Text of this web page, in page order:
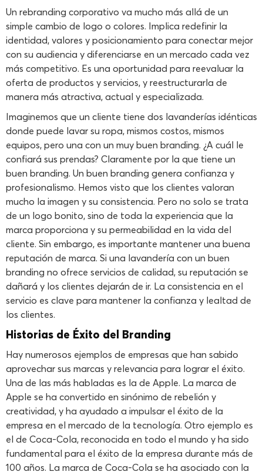
Un rebranding corporativo va mucho más allá de un
simple cambio de logo o colores. Implica redefinir la
identidad, valores y posicionamiento para conectar mejor
con su audiencia y diferenciarse en un mercado cada vez
más competitivo. Es una oportunidad para reevaluar la
oferta de productos y servicios, y reestructurarla de
manera más atractiva, actual y especializada.
Imaginemos que un cliente tiene dos lavanderías idénticas
donde puede lavar su ropa, mismos costos, mismos
equipos, pero una con un muy buen branding. ¿A cuál le
confiará sus prendas? Claramente por la que tiene un
buen branding. Un buen branding genera confianza y
profesionalismo. Hemos visto que los clientes valoran
mucho la imagen y su consistencia. Pero no solo se trata
de un logo bonito, sino de toda la experiencia que la
marca proporciona y su permeabilidad en la vida del
cliente. Sin embargo, es importante mantener una buena
reputación de marca. Si una lavandería con un buen
branding no ofrece servicios de calidad, su reputación se
dañará y los clientes dejarán de ir. La consistencia en el
servicio es clave para mantener la confianza y lealtad de
los clientes.
Historias de Éxito del Branding
Hay numerosos ejemplos de empresas que han sabido
aprovechar sus marcas y relevancia para lograr el éxito.
Una de las más habladas es la de Apple. La marca de
Apple se ha convertido en sinónimo de rebelión y
creatividad, y ha ayudado a impulsar el éxito de la
empresa en el mercado de la tecnología. Otro ejemplo es
el de Coca-Cola, reconocida en todo el mundo y ha sido
fundamental para el éxito de la empresa durante más de
100 años. La marca de Coca-Cola se ha asociado con la